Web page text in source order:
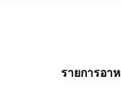
รายการอา